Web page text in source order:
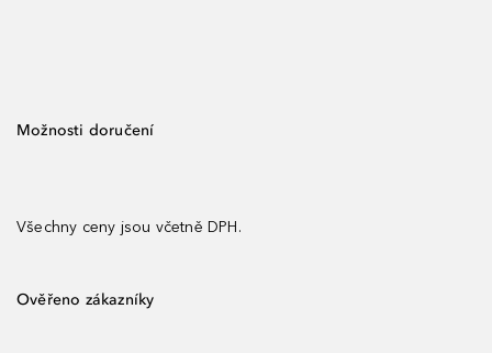
Možnosti doručení
Všechny ceny jsou včetně DPH.
Ověřeno zákazníky